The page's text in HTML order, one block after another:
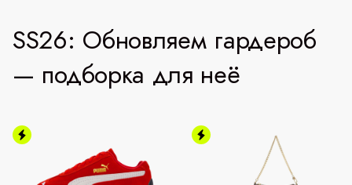
SS26: Обновляем гардероб
— подборка для неё